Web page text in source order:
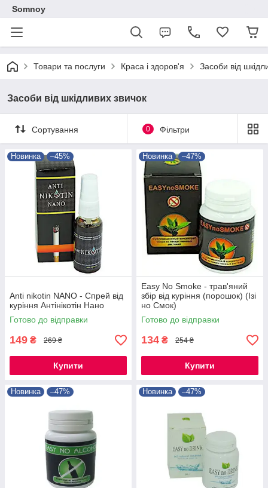
Somnoy
Товари та послуги Краса і здоров'я Засоби від
Засоби від шкідливих звичок
Сортування 0 Фільтри
Новинка –45%
Anti nikotin NANO - Спрей від
куріння Антінікотін Нано
Готово до відправки
149 ₴ 269 ₴
Купити
Новинка –47%
Easy No Smoke - трав'яний
збір від куріння (порошок) (Ізі
но Смок)
Готово до відправки
134 ₴ 254 ₴
Купити
Новинка –47% Новинка –47%